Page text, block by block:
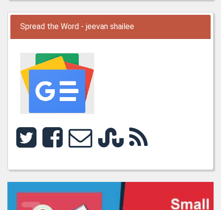
Spread the Word - jeevan shailee